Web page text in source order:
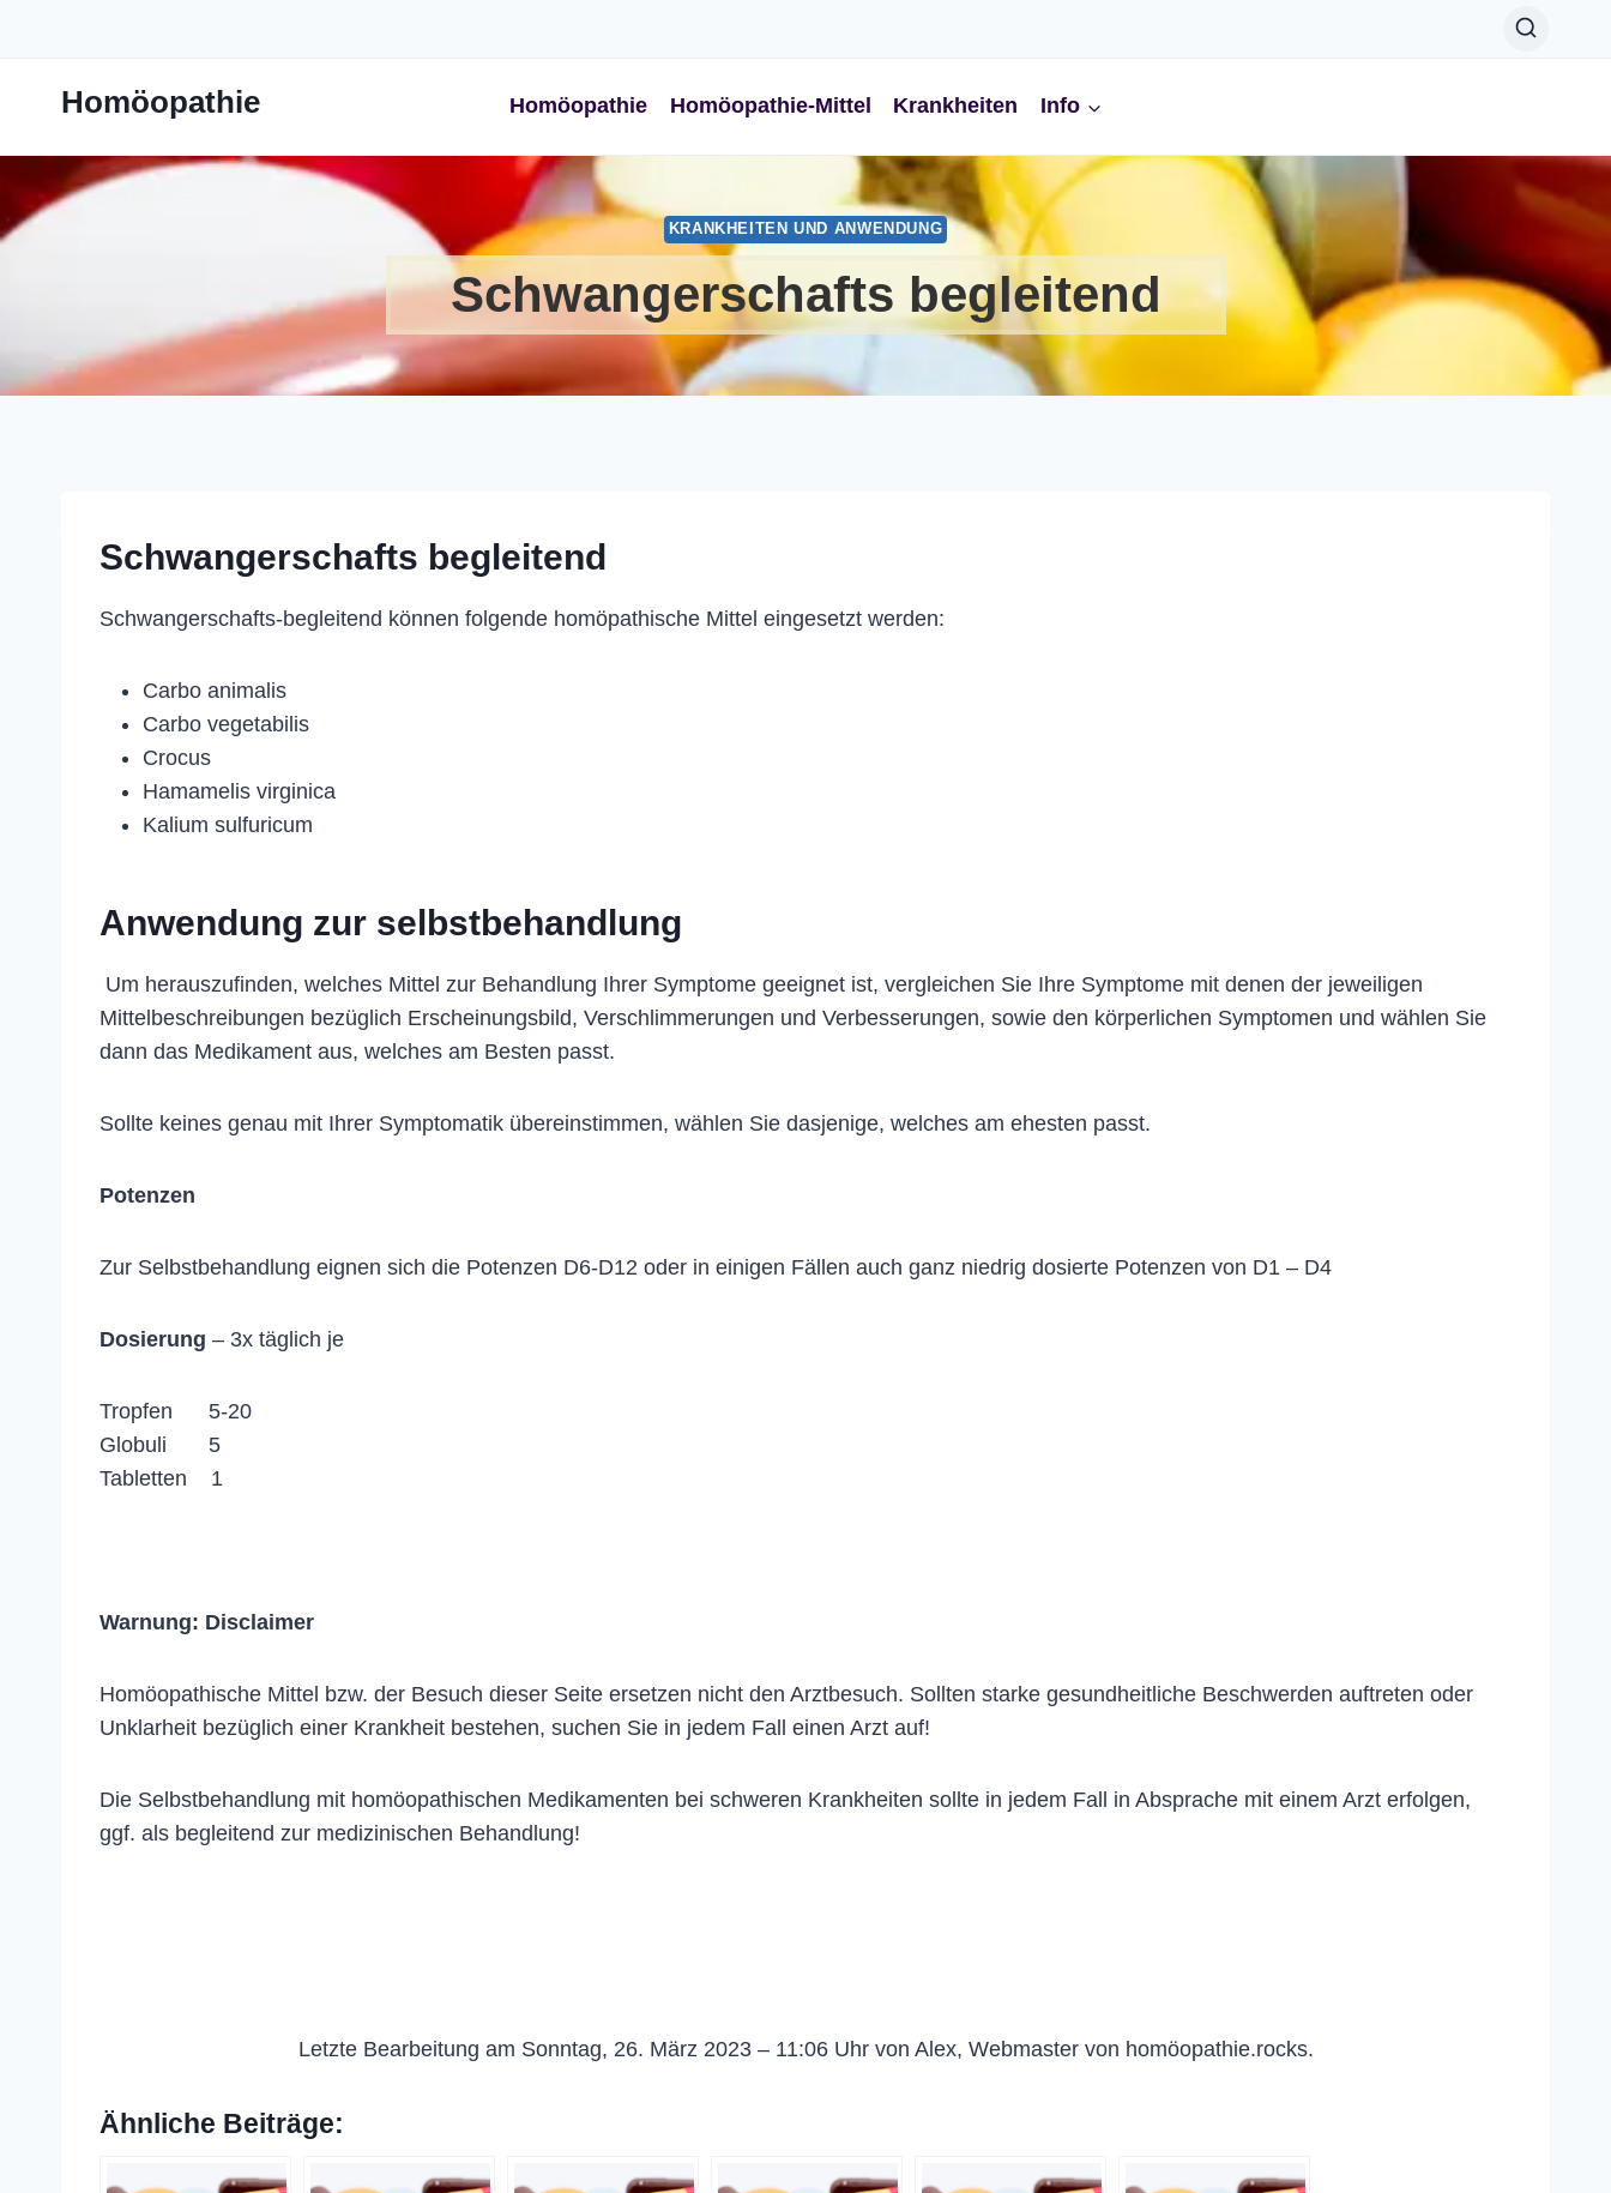
Homöopathie Homöopathie Homöopathie-Mittel Krankheiten Info
KRANKHEITEN UND ANWENDUNG
Schwangerschafts begleitend
Schwangerschafts begleitend
Schwangerschafts-begleitend können folgende homöpathische Mittel eingesetzt werden:
Carbo animalis
Carbo vegetabilis
Crocus
Hamamelis virginica
Kalium sulfuricum
Anwendung zur selbstbehandlung
Um herauszufinden, welches Mittel zur Behandlung Ihrer Symptome geeignet ist, vergleichen Sie Ihre Symptome mit denen der jeweiligen
Mittelbeschreibungen bezüglich Erscheinungsbild, Verschlimmerungen und Verbesserungen, sowie den körperlichen Symptomen und wählen Sie
dann das Medikament aus, welches am Besten passt.
Sollte keines genau mit Ihrer Symptomatik übereinstimmen, wählen Sie dasjenige, welches am ehesten passt.
Potenzen
Zur Selbstbehandlung eignen sich die Potenzen D6-D12 oder in einigen Fällen auch ganz niedrig dosierte Potenzen von D1 – D4
Dosierung – 3x täglich je
Tropfen 5-20
Globuli 5
Tabletten 1
Warnung: Disclaimer
Homöopathische Mittel bzw. der Besuch dieser Seite ersetzen nicht den Arztbesuch. Sollten starke gesundheitliche Beschwerden auftreten oder
Unklarheit bezüglich einer Krankheit bestehen, suchen Sie in jedem Fall einen Arzt auf!
Die Selbstbehandlung mit homöopathischen Medikamenten bei schweren Krankheiten sollte in jedem Fall in Absprache mit einem Arzt erfolgen,
ggf. als begleitend zur medizinischen Behandlung!
Letzte Bearbeitung am Sonntag, 26. März 2023 – 11:06 Uhr von Alex, Webmaster von homöopathie.rocks.
Ähnliche Beiträge: